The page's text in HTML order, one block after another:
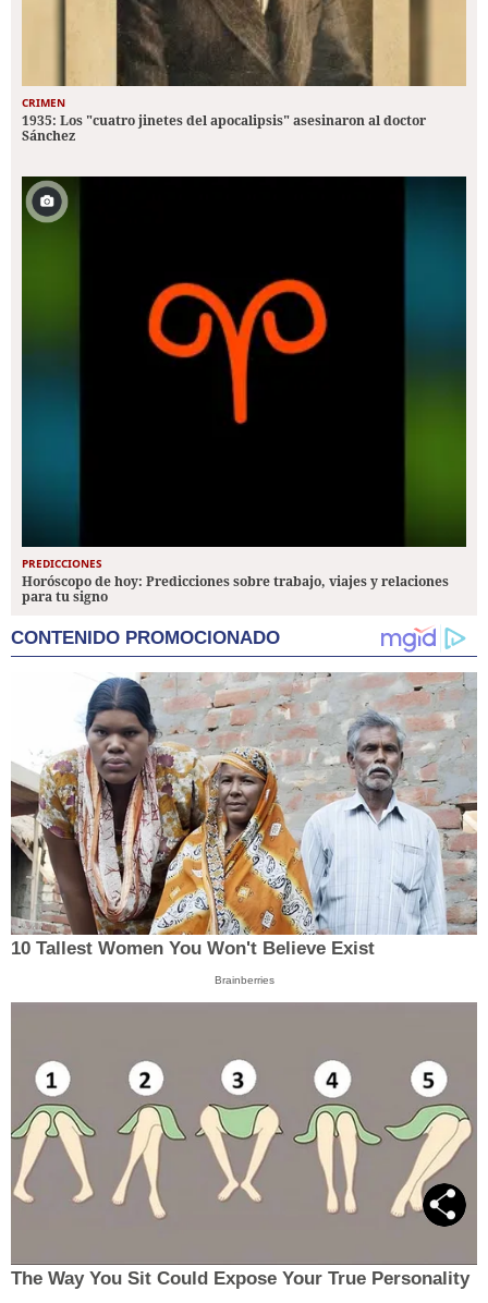
CRIMEN
1935: Los "cuatro jinetes del apocalipsis" asesinaron al doctor
Sánchez
PREDICCIONES
Horóscopo de hoy: Predicciones sobre trabajo, viajes y relaciones
para tu signo
CONTENIDO PROMOCIONADO
10 Tallest Women You Won't Believe Exist
Brainberries
The Way You Sit Could Expose Your True Personality